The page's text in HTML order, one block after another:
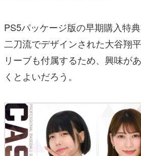
PS5パッケージ版の早期購入特
二刀流でデザインされた大谷翔
リーブも付属するため、興味が
くとよいだろう。